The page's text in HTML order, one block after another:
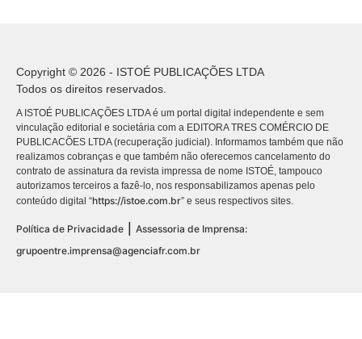
Copyright © 2026 - ISTOÉ PUBLICAÇÕES LTDA
Todos os direitos reservados.
A ISTOÉ PUBLICAÇÕES LTDA é um portal digital independente e sem
vinculação editorial e societária com a EDITORA TRES COMÉRCIO DE
PUBLICACÕES LTDA (recuperação judicial). Informamos também que não
realizamos cobranças e que também não oferecemos cancelamento do
contrato de assinatura da revista impressa de nome ISTOÉ, tampouco
autorizamos terceiros a fazê-lo, nos responsabilizamos apenas pelo
conteúdo digital “https://istoe.com.br” e seus respectivos sites.
Política de Privacidade
Assessoria de Imprensa:
grupoentre.imprensa@agenciafr.com.br